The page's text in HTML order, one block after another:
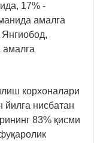
17% -
амалга
корхоналари
йилга нисбатан
83% қисми